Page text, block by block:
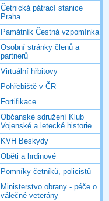
Četnická pátrací stanice
Praha
Památník Čestná vzpomínka
Osobní stránky členů a
partnerů
Virtuální hřbitovy
Pohřebiště v ČR
Fortifikace
Občanské sdružení Klub
Vojenské a letecké historie
KVH Beskydy
Oběti a hrdinové
Pomníky četníků, policistů
Ministerstvo obrany - péče o
válečné veterány